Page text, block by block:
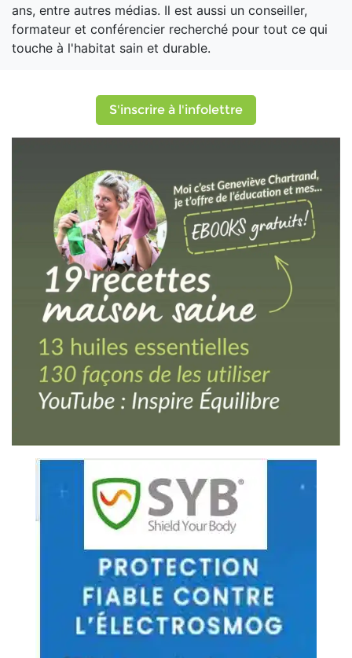
ans, entre autres médias. Il est aussi un conseiller,
formateur et conférencier recherché pour tout ce qui
touche à l'habitat sain et durable.
S'inscrire à l'infolettre